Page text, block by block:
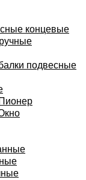
концевые
подвесные